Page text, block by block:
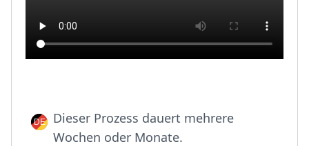
Dieser Prozess dauert mehrere
Wochen oder Monate.